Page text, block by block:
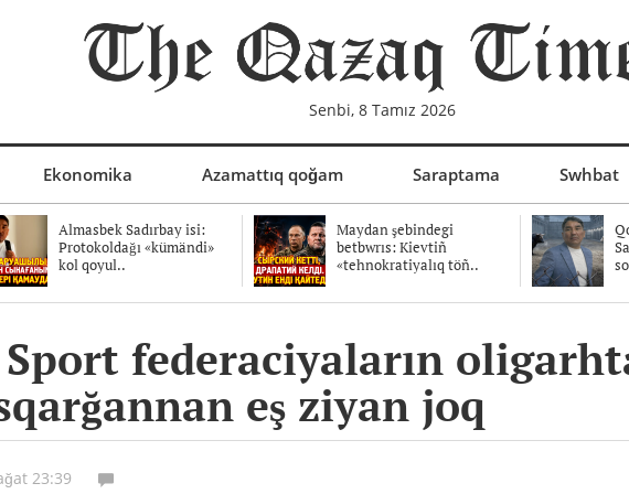
Senbi, 8 Tamız 2026
Ekonomika Azamattıq qoğam Saraptama Swhbat
Almasbek Sadırbay isi:
Protokoldağı «kümändi»
kol qoyul..
Maydan şebindegi
betbwrıs: Kievtiñ
«tehnokratiyalıq töñ..
federaciyaların
eş ziyan joq
23:39